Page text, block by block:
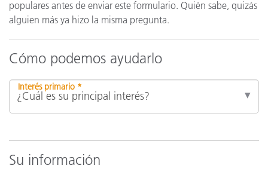
populares antes de enviar este formulario. Quién sabe, quizás
alguien más ya hizo la misma pregunta.
Cómo podemos ayudarlo
Interés primario *
Su información